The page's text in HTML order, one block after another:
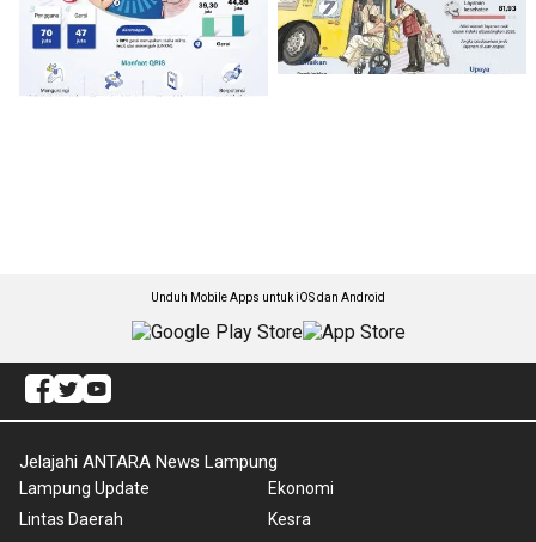
Unduh Mobile Apps untuk iOS dan Android
Jelajahi ANTARA News Lampung
Lampung Update
Lintas Daerah
Ekonomi
Kesra